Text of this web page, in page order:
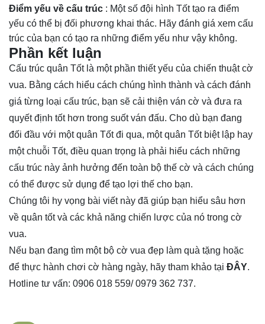
Điểm yếu về cấu trúc : Một số đội hình Tốt tạo ra điểm
yếu có thể bị đối phương khai thác. Hãy đánh giá xem cấu
trúc của bạn có tạo ra những điểm yếu như vậy không.
Phần kết luận
Cấu trúc quân Tốt là một phần thiết yếu của chiến thuật cờ
vua. Bằng cách hiểu cách chúng hình thành và cách đánh
giá từng loại cấu trúc, bạn sẽ cải thiện ván cờ và đưa ra
quyết định tốt hơn trong suốt ván đấu. Cho dù bạn đang
đối đầu với một quân Tốt đi qua, một quân Tốt biệt lập hay
một chuỗi Tốt, điều quan trọng là phải hiểu cách những
cấu trúc này ảnh hưởng đến toàn bộ thế cờ và cách chúng
có thể được sử dụng để tạo lợi thế cho bạn.
Chúng tôi hy vọng bài viết này đã giúp bạn hiểu sâu hơn
về quân tốt và các khả năng chiến lược của nó trong cờ
vua.
Nếu bạn đang tìm một bộ cờ vua đẹp làm quà tặng hoặc
để thực hành chơi cờ hàng ngày, hãy tham khảo tại ĐÂY.
Hotline tư vấn: 0906 018 559/ 0979 362 737.